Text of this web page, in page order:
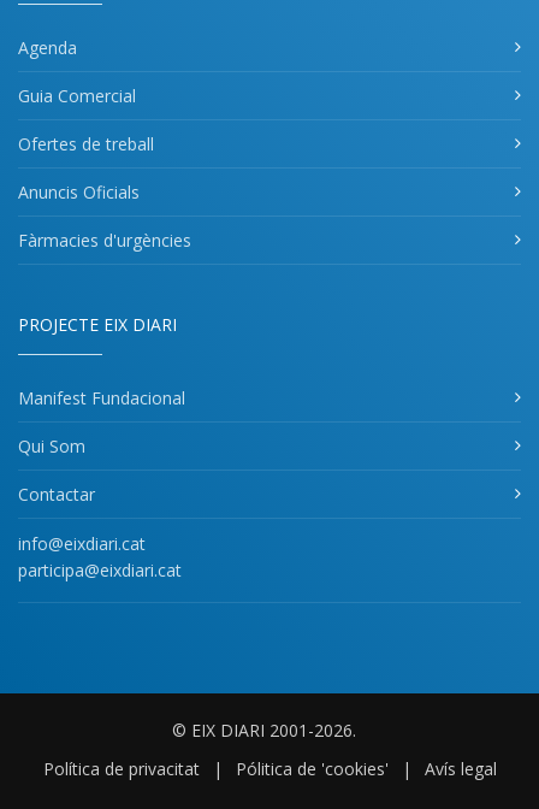
Agenda
Guia Comercial
Ofertes de treball
Anuncis Oficials
Fàrmacies d'urgències
PROJECTE EIX DIARI
Manifest Fundacional
Qui Som
Contactar
info@eixdiari.cat
participa@eixdiari.cat
© EIX DIARI 2001-2026.
Política de privacitat
| Pólitica de 'cookies' | Avís legal